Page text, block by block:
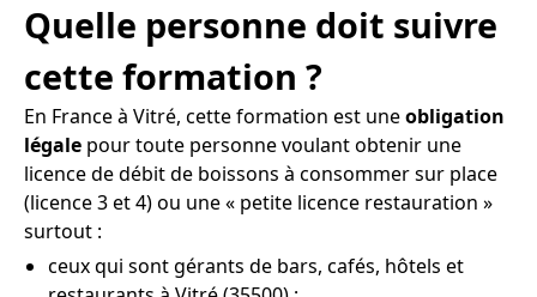
Quelle personne doit suivre
cette formation ?
En France à Vitré, cette formation est uneobligation
légale pour toute personne voulant obtenir une
licence de débit de boissons à consommer sur place
(licence 3 et 4) ou une « petite licence restauration »
surtout :
ceux qui sont gérants de bars, cafés, hôtels et